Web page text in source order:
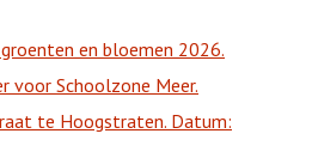
en bloemen 2026.
voor Schoolzone Meer.
te Hoogstraten. Datum: